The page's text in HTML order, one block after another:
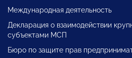
Международная деятельность
Декларация о взаимодействии
субъектами МСП
Бюро по защите прав